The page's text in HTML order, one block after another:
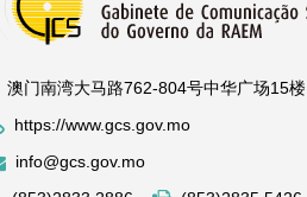
澳门南湾大马路762-804号中华广场15楼
https://www.gcs.gov.mo
info@gcs.gov.mo